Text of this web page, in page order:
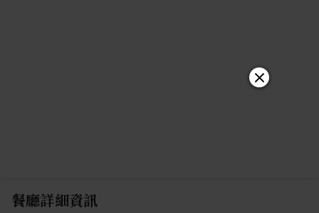
餐廳詳細資訊